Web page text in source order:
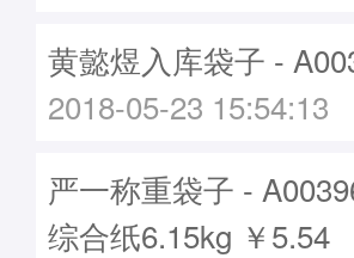
黄懿煜入库袋子 -
2018-05-23 15:54:13
严一称重袋子 -
综合纸6.15kg ￥5.54